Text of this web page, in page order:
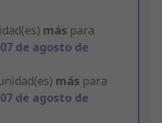
más para
07 de agosto de
más para
07 de agosto de